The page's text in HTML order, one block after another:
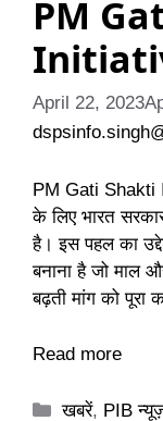
PM
April 22, 2023
PM Gati Shakti
के लिए भारत सरकार
है। इस पहल का
बनाना है जो माल
बढ़ती मांग को
Read more
Categories
खबरें, PIB